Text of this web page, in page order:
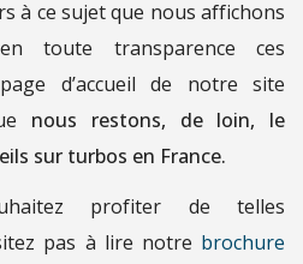
à ce sujet que nous affichons
toute transparence ces
d’accueil de notre site
nous restons, de loin, le
sur turbos en France.
profiter de telles
pas à lire notre brochure